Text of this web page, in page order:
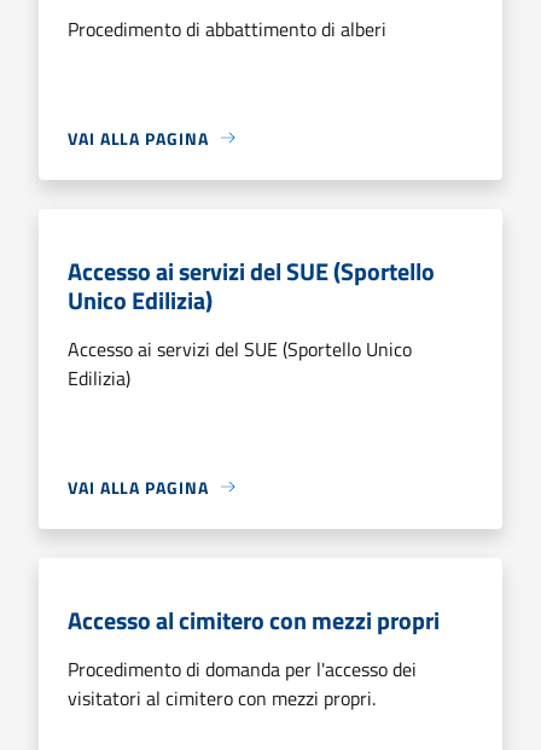
Procedimento di abbattimento di alberi
VAI ALLA PAGINA
Accesso ai servizi del SUE (Sportello
Unico Edilizia)
Accesso ai servizi del SUE (Sportello Unico
Edilizia)
VAI ALLA PAGINA
Accesso al cimitero con mezzi propri
Procedimento di domanda per l'accesso dei
visitatori al cimitero con mezzi propri.